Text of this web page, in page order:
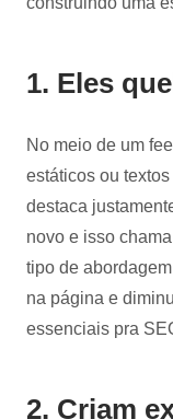
1. Eles
No meio de um
estáticos ou
destaca
novo e isso
tipo de
na página e
essenciais pra
2. Criam